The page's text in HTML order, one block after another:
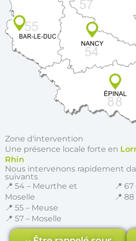
Zone d'intervention
Une présence locale forte en
Rhin
Nous intervenons rapidement
suivants
📍 54 – Meurthe et
Moselle
📍 55 – Meuse
📍 57 – Moselle
📍
📍